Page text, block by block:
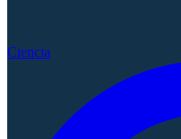
Ciencia